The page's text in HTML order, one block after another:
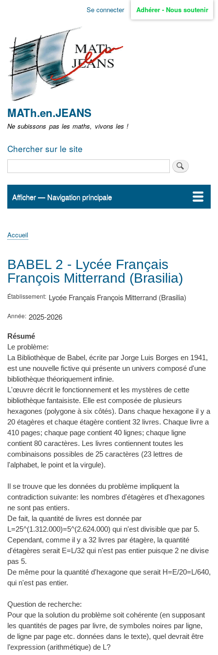
Aller
non
identifié
Se connecter Adhérer - Nous soutenir
MATh.en.JEANS
Ne subissons pas les maths, vivons les !
Chercher sur le site
Navigation
Afficher — Navigation principale
Accueil
ActualitésMATh.en.JEANS ?
Régions et Ateliers
Créer, gérer un atelier
Sujets/Publications
Congrès
d'Ariane
Accueil
BABEL 2 - Lycée Français
François Mitterrand (Brasilia)
Établissement Lycée Français François Mitterrand (Brasilia)
Année 2025-2026
Résumé
Le problème:
La Bibliothèque de Babel, écrite par Jorge Luis Borges en 1941,
est une nouvelle fictive qui présente un univers composé d'une
bibliothèque théoriquement infinie.
L'œuvre décrit le fonctionnement et les mystères de cette
bibliothèque fantaisiste. Elle est composée de plusieurs
hexagones (polygone à six côtés). Dans chaque hexagone il y a
20 étagères et chaque étagère contient 32 livres. Chaque livre a
410 pages; chaque page contient 40 lignes; chaque ligne
contient 80 caractères. Les livres contiennent toutes les
combinaisons possibles de 25 caractères (23 lettres de
l'alphabet, le point et la virgule).
Il se trouve que les données du problème impliquent la
contradiction suivante: les nombres d'étagères et d'hexagones
ne sont pas entiers.
De fait, la quantité de livres est donnée par
L=25^(1.312.000)=5^(2.624.000) qui n'est divisible que par 5.
Cependant, comme il y a 32 livres par étagère, la quantité
d'étagères serait E=L/32 qui n'est pas entier puisque 2 ne divise
pas 5.
De même pour la quantité d'hexagone que serait H=E/20=L/640,
qui n'est pas entier.
Question de recherche:
Pour que la solution du problème soit cohérente (en supposant
les quantités de pages par livre, de symboles noires par ligne,
de ligne par page etc. données dans le texte), quel devrait être
l’expression (arithmétique) de L?